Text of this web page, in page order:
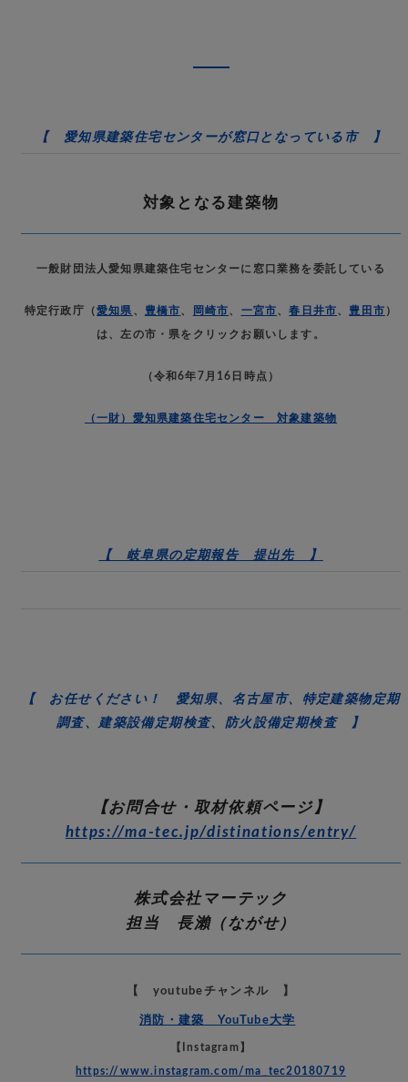
【 愛知県建築住宅センターが窓口となっている市 】
対象となる建築物
一般財団法人愛知県建築住宅センターに窓口業務を委託している
特定行政庁（愛知県 、 豊橋市、 岡崎市、 一宮市、春日井市、 豊田市 ）
は、左の市・県をクリックお願いします。
（令和6年7月16日時点）
（一財）愛知県建築住宅センター 対象建築物
【 岐阜県の定期報告 提出先 】
【 お任せください！ 愛知県、名古屋市、特定建築物定期
調査、建築設備定期検査、防火設備定期検査 】
【お問合せ・取材依頼ページ】
https://ma-tec.jp/distinations/entry/
株式会社マーテック
担当 長瀨（ながせ）
【 youtubeチャンネル 】
消防・建築 YouTube大学
【Instagram】
https://www.instagram.com/ma_tec20180719